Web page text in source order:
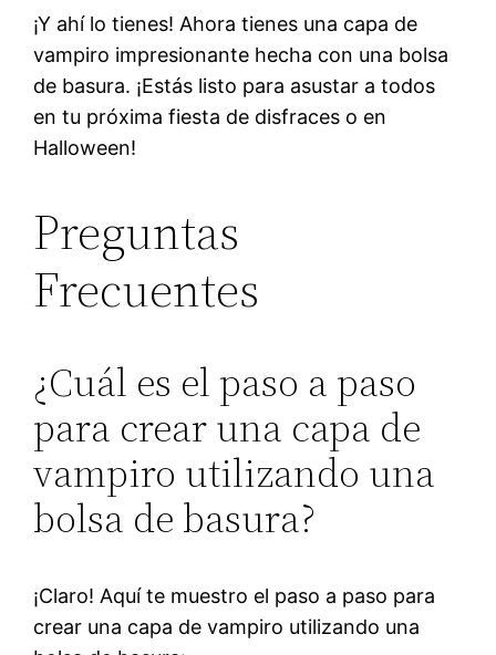
¡Y ahí lo tienes! Ahora tienes una capa de
vampiro impresionante hecha con una bolsa
de basura. ¡Estás listo para asustar a todos
en tu próxima fiesta de disfraces o en
Halloween!
Preguntas
Frecuentes
¿Cuál es el paso a paso
para crear una capa de
vampiro utilizando una
bolsa de basura?
¡Claro! Aquí te muestro el paso a paso para
crear una capa de vampiro utilizando una